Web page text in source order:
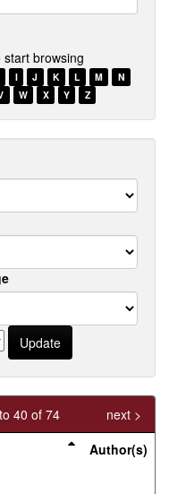
browsing
I J K L M
N
W X Y Z
40 of 74
next >
Author(s)